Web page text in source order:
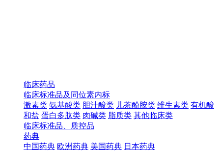
临床药品
临床标准品及同位素内标
激素类 氨基酸类 胆汁酸类 儿茶酚胺类 维生素类 有机酸
和盐 蛋白多肽类 肉碱类 脂质类 其他临床类
临床标准品、质控品
药典
中国药典 欧洲药典 美国药典 日本药典